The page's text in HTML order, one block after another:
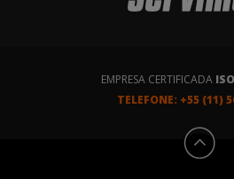
EMPRESA CERTIFICADA
TELEFONE: +55 (11)